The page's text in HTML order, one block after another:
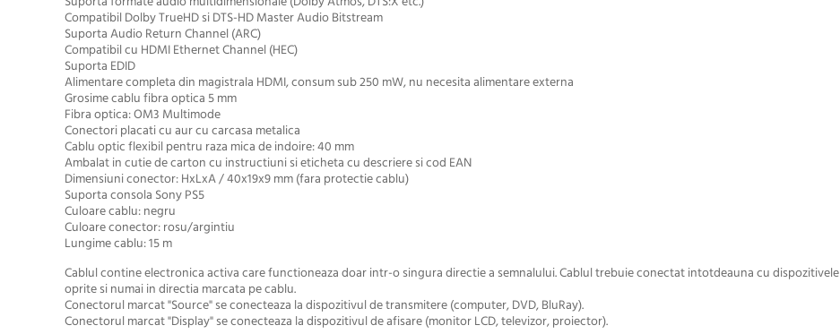
Compatibil Dolby TrueHD si DTS-HD Master Audio Bitstream
Suporta Audio Return Channel (ARC)
Compatibil cu HDMI Ethernet Channel (HEC)
Suporta EDID
Alimentare completa din magistrala HDMI, consum sub 250 mW, nu necesita alimentare externa
Grosime cablu fibra optica 5 mm
Fibra optica: OM3 Multimode
Conectori placati cu aur cu carcasa metalica
Cablu optic flexibil pentru raza mica de indoire: 40 mm
Ambalat in cutie de carton cu instructiuni si eticheta cu descriere si cod EAN
Dimensiuni conector: HxLxA / 40x19x9 mm (fara protectie cablu)
Suporta consola Sony PS5
Culoare cablu: negru
Culoare conector: rosu/argintiu
Lungime cablu: 15 m
Cablul contine electronica activa care functioneaza doar intr-o singura directie a semnalului. Cablul trebuie conectat intotdeauna cu dispozitivele
oprite si numai in directia marcata pe cablu.
Conectorul marcat "Source" se conecteaza la dispozitivul de transmitere (computer, DVD, BluRay).
Conectorul marcat "Display" se conecteaza la dispozitivul de afisare (monitor LCD, televizor, proiector).